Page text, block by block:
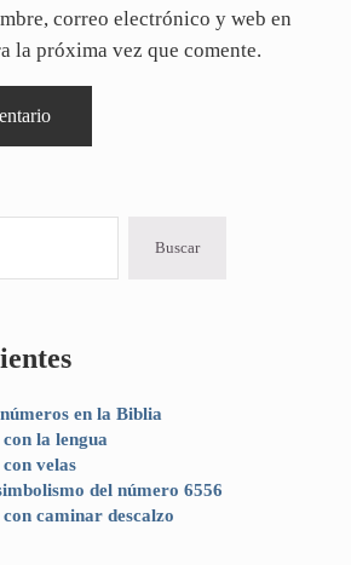
correo electrónico y web en
la próxima vez que comente.
Buscar
en la Biblia
la lengua
velas
del número 6556
caminar descalzo